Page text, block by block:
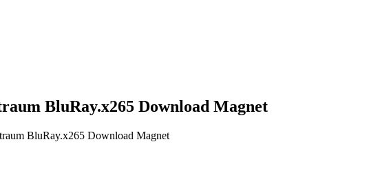
BluRay.x265 Download Magnet
BluRay.x265 Download Magnet